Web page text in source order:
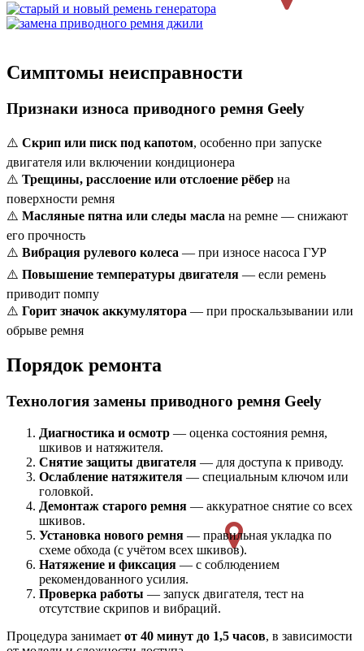
Симптомы неисправности
Признаки износа приводного ремня Geely
⚠️ Скрип или писк под капотом, особенно при запуске
двигателя или включении кондиционера
⚠️ Трещины, расслоение или отслоение рёбер на
поверхности ремня
⚠️ Масляные пятна или следы масла на ремне — снижают
его прочность
⚠️ Вибрация рулевого колеса — при износе насоса ГУР
⚠️ Повышение температуры двигателя — если ремень
приводит помпу
⚠️ Горит значок аккумулятора — при проскальзывании или
обрыве ремня
Порядок ремонта
Технология замены приводного ремня Geely
Диагностика и осмотр — оценка состояния ремня,
шкивов и натяжителя.
Снятие защиты двигателя — для доступа к приводу.
Ослабление натяжителя — специальным ключом или
головкой.
Демонтаж старого ремня — аккуратное снятие со всех
шкивов.
Установка нового ремня — правильная укладка по
схеме обхода (с учётом всех шкивов).
Натяжение и фиксация — с соблюдением
рекомендованного усилия.
Проверка работы — запуск двигателя, тест на
отсутствие скрипов и вибраций.
Процедура занимает от 40 минут до 1,5 часов, в зависимости